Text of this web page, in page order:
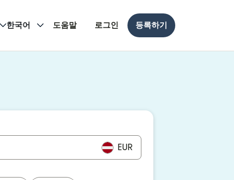
한국어 도움말 로그인 등록하기
EUR